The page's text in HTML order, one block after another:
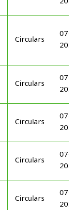
Circulars
07-
Circulars
07-
Circulars
07-
Circulars
07-
Circulars
07-